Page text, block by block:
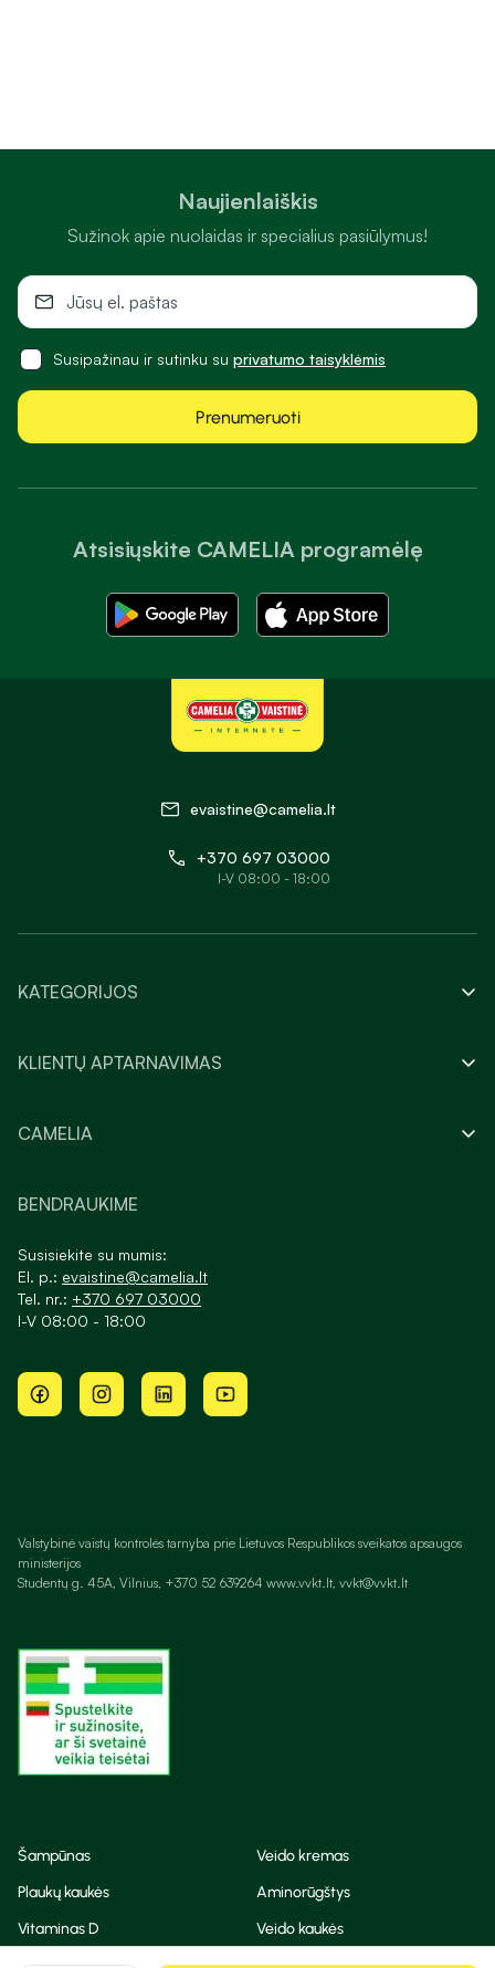
Atsisiųskite CAMELIA programėlę
Naujienlaiškis
Sužinok apie nuolaidas ir specialius pasiūlymus!
Susipažinau ir sutinku su privatumo taisyklėmis
Prenumeruoti
evaistine@camelia.lt
+370 697 03000
I-V 08:00 - 18:00
KATEGORIJOS
KLIENTŲ APTARNAVIMAS
CAMELIA
BENDRAUKIME
Susisiekite su mumis:
El. p.: evaistine@camelia.lt
Tel. nr.: +370 697 03000
I-V 08:00 - 18:00
Valstybinė vaistų kontrolės tarnyba prie Lietuvos Respublikos sveikatos apsaugos
ministerijos
Studentų g. 45A, Vilnius, +370 52 639264 www.vvkt.lt, vvkt@vvkt.lt
Šampūnas
Veido kremas
Plaukų kaukės
Aminorūgštys
Vitaminas D
Veido kaukės